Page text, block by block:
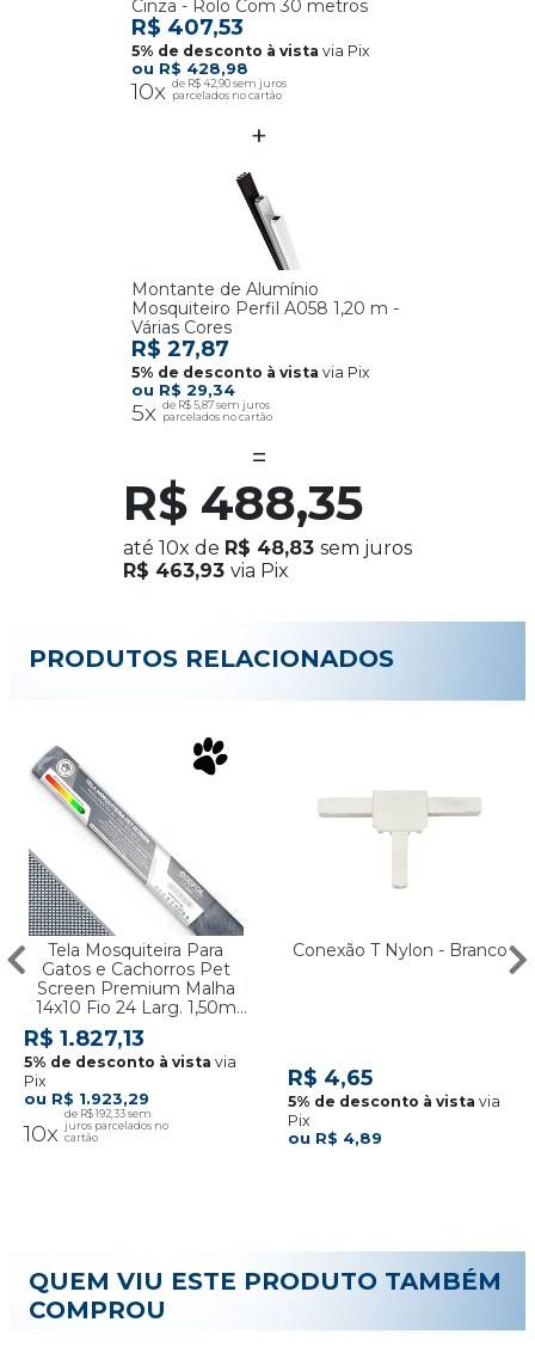
Cinza - Rolo Com 30 metros
R$ 428,98
10x R$ 42,90
R$ 407,53
via Pix
Montante de Alumínio
Mosquiteiro Perfil A058 1,20 m -
Várias Cores
R$ 29,34
5x R$ 5,87
R$ 27,87
via Pix
R$ 488,35
até 10x de R$ 48,83 sem juros
R$ 463,93 via Pix
PRODUTOS RELACIONADOS
Tela Mosquiteira Para
Gatos e Cachorros Pet
Screen Premium Malha
14x10 Fio 24 Larg. 1,50m
Cinza - Rolo Com 30
metros
R$ 1.923,29
10x
R$ 192,33
R$ 1.827,13
via
Pix
Conexão T Nylon - Branco
R$ 4,89
R$ 4,65
via
Pix
QUEM VIU ESTE PRODUTO TAMBÉM
COMPROU